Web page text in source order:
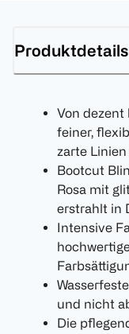
Produktdetails
Von dezent
feiner,
zarte
Bootcut
Rosa mit
erstrahlt in
Intensive
und nicht
Die